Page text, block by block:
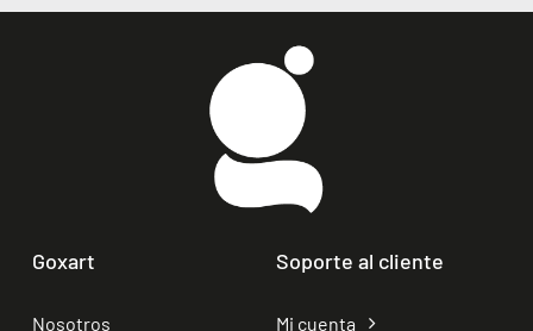
Goxart
Nosotros
Soporte al cliente
Mi cuenta